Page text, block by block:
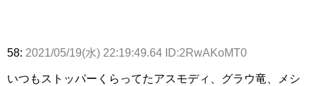
58: 2021/05/19(水) 22:19:49.64 ID:2RwAKoMT0
いつもストッパーくらってたアスモディ、グラウ竜、メシ